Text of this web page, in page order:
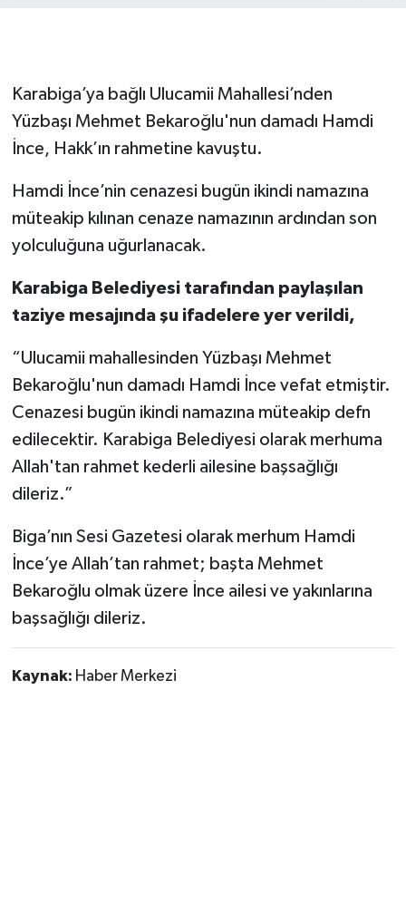
Karabiga’ya bağlı Ulucamii Mahallesi’nden
Yüzbaşı Mehmet Bekaroğlu'nun damadı Hamdi
İnce, Hakk’ın rahmetine kavuştu.
Hamdi İnce’nin cenazesi bugün ikindi namazına
müteakip kılınan cenaze namazının ardından son
yolculuğuna uğurlanacak.
Karabiga Belediyesi tarafından paylaşılan
taziye mesajında şu ifadelere yer verildi,
“Ulucamii mahallesinden Yüzbaşı Mehmet
Bekaroğlu'nun damadı Hamdi İnce vefat etmiştir.
Cenazesi bugün ikindi namazına müteakip defn
edilecektir. Karabiga Belediyesi olarak merhuma
Allah'tan rahmet kederli ailesine başsağlığı
dileriz.”
Biga’nın Sesi Gazetesi olarak merhum Hamdi
İnce’ye Allah’tan rahmet; başta Mehmet
Bekaroğlu olmak üzere İnce ailesi ve yakınlarına
başsağlığı dileriz.
Kaynak: Haber Merkezi
Sağlık
Siyaset
Spor
Tarım ve Ekonomi
Teknoloji
Yaşam